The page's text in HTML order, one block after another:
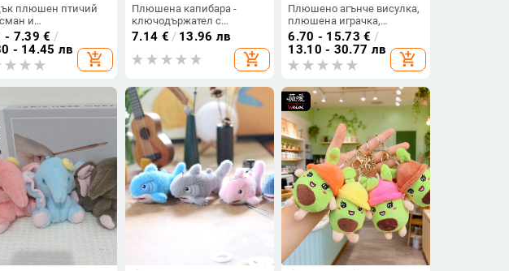
плюшен птичий
и
за чанти
- 7.39 € /
- 14.45 лв
add_shopping_cart
Плюшена капибара -
ключодържател с
панделка и балон с форма
на сърце, за чанти
7.14 € / 13.96 лв
add_shopping_cart
Плюшено агънче висулка,
плюшена играчка,
сувенир за пътуване
6.70 - 15.73 € /
13.10 - 30.77 лв
add_shopping_cart